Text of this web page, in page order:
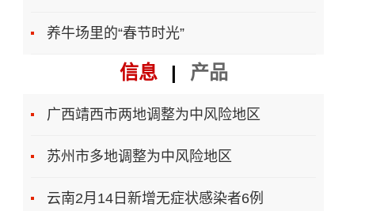
养牛场里的“春节时光”
信息 | 产品
广西靖西市两地调整为中风险地区
苏州市多地调整为中风险地区
云南2月14日新增无症状感染者6例